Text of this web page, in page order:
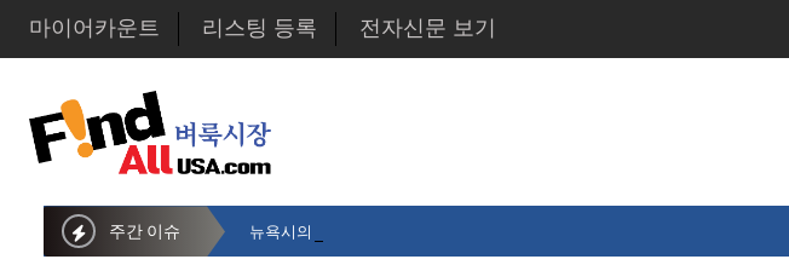
마이어카운트 리스팅 등록 전자신문 보기
주간 이슈 뉴욕시의회 샌드라 황 부의장, 한인비영리단체에 36만불 예산 지원